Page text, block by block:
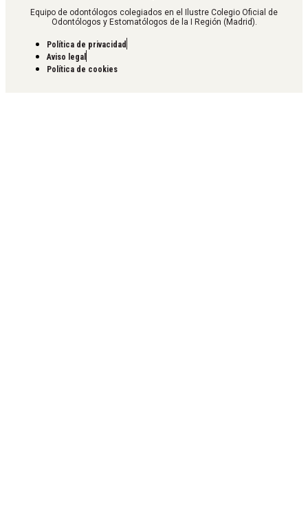
Política de privacidad
Aviso legal
Política de cookies
Equipo de odontólogos colegiados en el Ilustre Colegio Oficial de
Odontólogos y Estomatólogos de la I Región (Madrid).